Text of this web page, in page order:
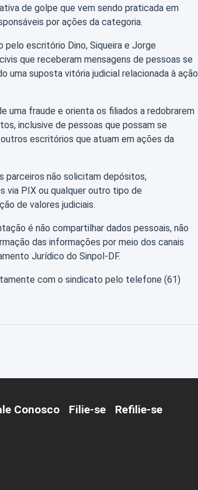
de golpe que vem sendo praticada em
por ações da categoria.
pelo escritório Dino, Siqueira e Jorge
que receberam mensagens de pessoas se
uma suposta vitória judicial relacionada à ação
uma fraude e orienta os filiados a redobrarem
inclusive de pessoas que possam se
escritórios que atuam em ações da
parceiros não solicitam depósitos,
via PIX ou qualquer outro tipo de
de valores judiciais.
é não compartilhar dados pessoais, não
das informações por meio dos canais
Jurídico do Sinpol-DF.
com o sindicato pelo telefone (61)
Conosco Filie-se Refilie-se